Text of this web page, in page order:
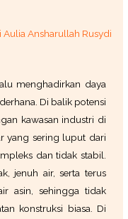
Aulia Ansharullah Rusydi
menghadirkan daya
Di balik potensi
kawasan industri di
yang sering luput dari
dan tidak stabil.
jenuh air, serta terus
asin, sehingga tidak
konstruksi biasa. Di